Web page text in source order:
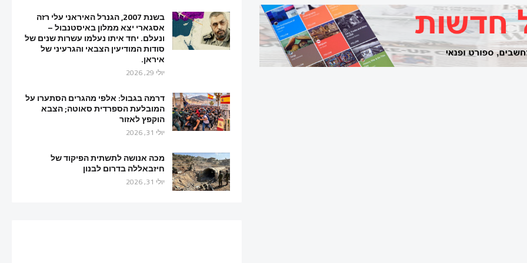
בשנת 2007, הגנרל האיראני עלי רזה
אסגארי יצא ממלון באיסטנבול –
ונעלם. יחד איתו נעלמו עשרות שנים של
סודות המודיעין הצבאי והגרעיני של
איראן.
יולי 29, 2026
דרמה בגבול: אלפי מהגרים הסתערו על
המובלעת הספרדית סאוטה; הצבא
הוקפץ לאזור
יולי 31, 2026
מכה אנושה לתשתית הפיקוד של
חיזבאללה בדרום לבנון
יולי 31, 2026